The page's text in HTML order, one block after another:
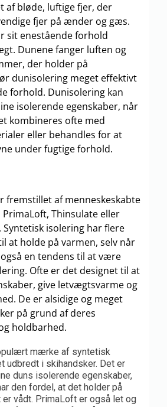
af bløde, luftige fjer, der
fjer på ænder og gæs.
sit enestående forhold
Dunene fanger luften og
der holder på
dunisolering meget effektivt
forhold. Dunisolering kan
isolerende egenskaber, når
kombineres ofte med
eller behandles for at
under fugtige forhold.
fremstillet af menneskeskabte
Thinsulate eller
isolering har flere
at holde på varmen, selv når
en tendens til at være
Ofte er det designet til at
give letvægtsvarme og
De er alsidige og meget
på grund af deres
holdbarhed.
mærke af syntetisk
udbredt i skihandsker. Det er
duns isolerende egenskaber,
den fordel, at det holder på
vådt. PrimaLoft er også let og